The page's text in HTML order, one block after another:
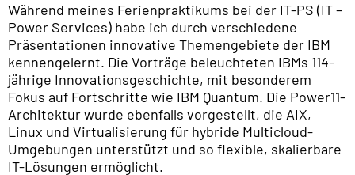
Während meines Ferienpraktikums bei der IT-PS (IT –
Power Services) habe ich durch verschiedene
Präsentationen innovative Themengebiete der IBM
kennengelernt. Die Vorträge beleuchteten IBMs 114-
jährige Innovationsgeschichte, mit besonderem
Fokus auf Fortschritte wie IBM Quantum. Die Power11-
Architektur wurde ebenfalls vorgestellt, die AIX,
Linux und Virtualisierung für hybride Multicloud-
Umgebungen unterstützt und so flexible, skalierbare
IT-Lösungen ermöglicht.